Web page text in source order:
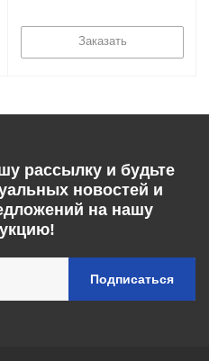
Заказать
рассылку и будьте
новостей и
на нашу